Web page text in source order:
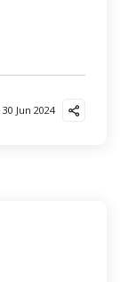
30 Jun 2024